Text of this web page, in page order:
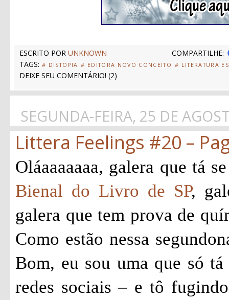
ESCRITO POR UNKNOWN
COMPARTILHE:
TAGS: # DISTOPIA # EDITORA NOVO CONCEITO # LITERATURA
DEIXE SEU COMENTÁRIO! (2)
SEGUNDA-FEIRA, 25 DE
Littera Feelings #20 –
Oláaaaaaaa, galera que tá
Bienal do Livro de SP,
galera que tem prova de
Como estão nessa
Bom, eu sou uma que só
redes sociais – e tô